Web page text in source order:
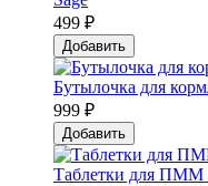
499 ₽
Добавить
Бутылочка для
999 ₽
Добавить
Таблетки для ПММ